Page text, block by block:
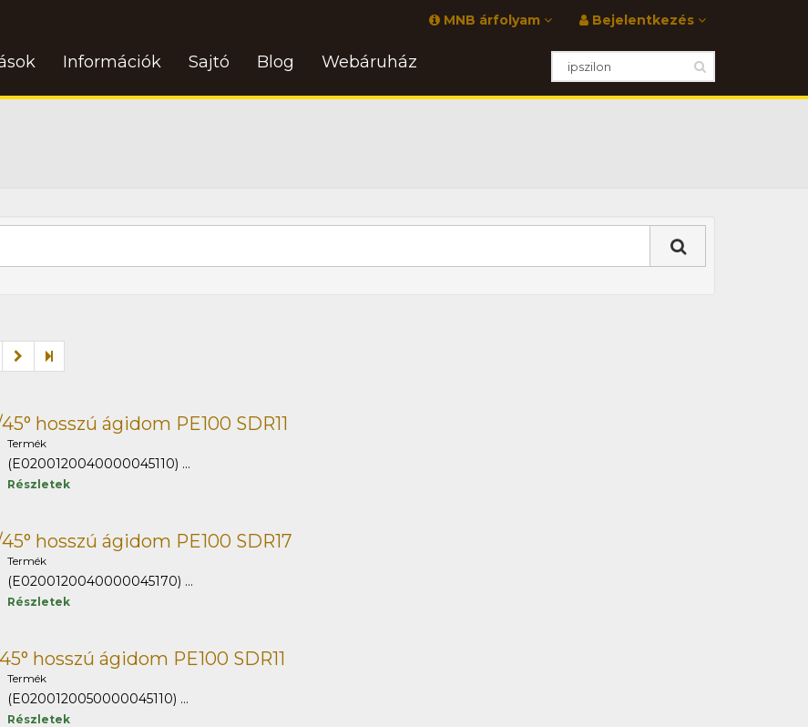
Bejelentkezés
MNB árfolyam
Információk Sajtó Blog Webáruház
hosszú ágidom PE100 SDR11
Termék
(E0200120040000045110) ...
Részletek
hosszú ágidom PE100 SDR17
Termék
(E0200120040000045170) ...
Részletek
hosszú ágidom PE100 SDR11
Termék
(E0200120050000045110) ...
Részletek